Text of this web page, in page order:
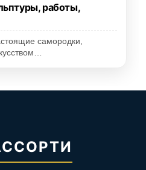
работы,
самородки,